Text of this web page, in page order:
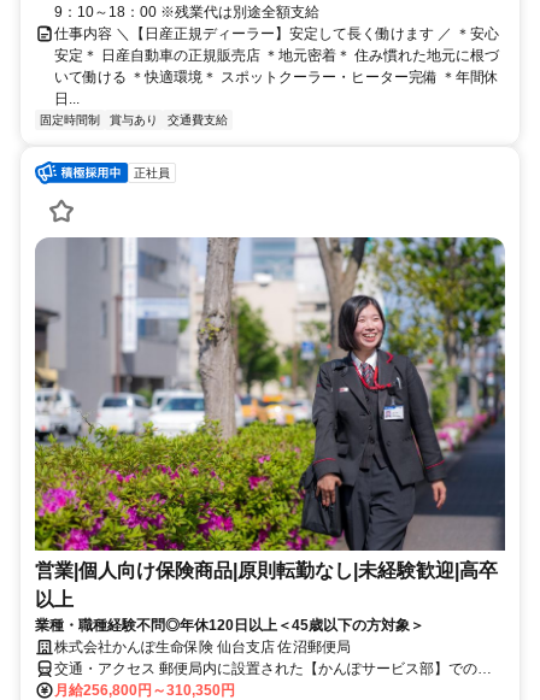
9：10～18：00 ※残業代は別途全額支給
仕事内容 ＼【日産正規ディーラー】安定して長く働けます ／ ＊安心
安定＊ 日産自動車の正規販売店 ＊地元密着＊ 住み慣れた地元に根づ
いて働ける ＊快適環境＊ スポットクーラー・ヒーター完備 ＊年間休
日...
固定時間制 賞与あり 交通費支給
正社員
営業|個人向け保険商品|原則転勤なし|未経験歓迎|高卒
以上
業種・職種経験不問◎年休120日以上＜45歳以下の方対象＞
株式会社かんぽ生命保険 仙台支店 佐沼郵便局
交通・アクセス 郵便局内に設置された【かんぽサービス部】での勤
務となります
月給256,800円～310,350円